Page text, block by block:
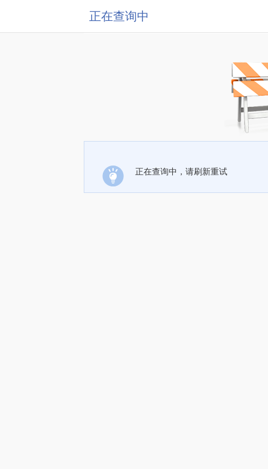
正在查询中
正在查询中，请刷新重试